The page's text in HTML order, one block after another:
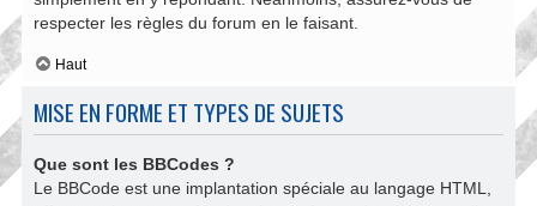
respecter les règles du forum en le faisant.
Haut
MISE EN FORME ET TYPES DE SUJETS
Que sont les BBCodes ?
Le BBCode est une implantation spéciale au langage HTML,